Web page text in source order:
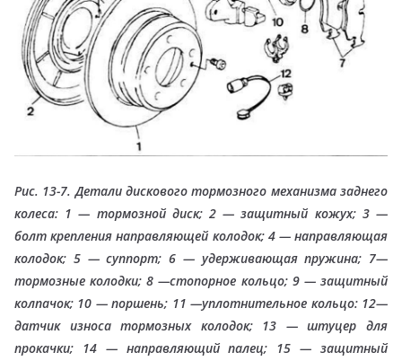
Рис. 13-7. Детали дискового тормозного механизма заднего
колеса: 1 — тормозной диск; 2 — защитный кожух; 3 —
болт крепления направляющей колодок; 4 — направляющая
колодок; 5 — суппорт; 6 — удерживающая пружина; 7—
тормозные колодки; 8 —стопорное кольцо; 9 — защитный
колпачок; 10 — поршень; 11 —уплотнительное кольцо: 12—
датчик износа тормозных колодок; 13 — штуцер для
прокачки; 14 — направляющий палец; 15 — защитный